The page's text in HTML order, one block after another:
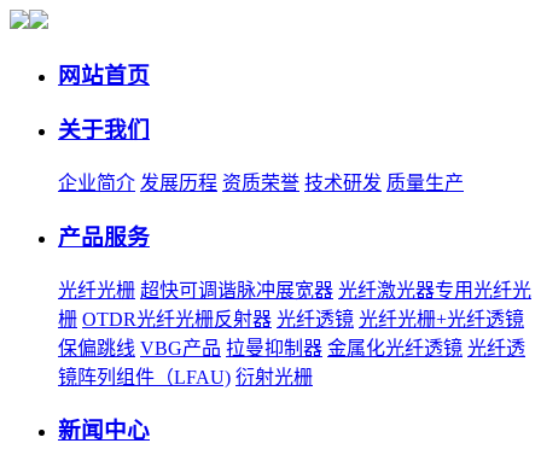
网站首页
关于我们
企业简介 发展历程 资质荣誉 技术研发 质量生产
产品服务
光纤光栅 超快可调谐脉冲展宽器 光纤激光器专用光纤光
栅 OTDR光纤光栅反射器 光纤透镜 光纤光栅+光纤透镜
保偏跳线 VBG产品 拉曼抑制器 金属化光纤透镜 光纤透
镜阵列组件（LFAU) 衍射光栅
新闻中心